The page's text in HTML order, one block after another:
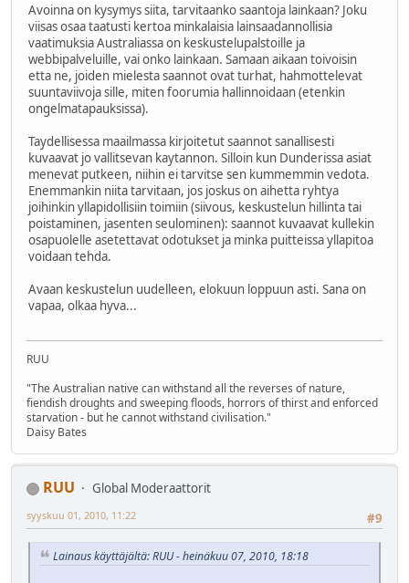
Avoinna on kysymys siita, tarvitaanko saantoja lainkaan? Joku
viisas osaa taatusti kertoa minkalaisia lainsaadannollisia
vaatimuksia Australiassa on keskustelupalstoille ja
webbipalveluille, vai onko lainkaan. Samaan aikaan toivoisin
etta ne, joiden mielesta saannot ovat turhat, hahmottelevat
suuntaviivoja sille, miten foorumia hallinnoidaan (etenkin
ongelmatapauksissa).
Taydellisessa maailmassa kirjoitetut saannot sanallisesti
kuvaavat jo vallitsevan kaytannon. Silloin kun Dunderissa asiat
menevat putkeen, niihin ei tarvitse sen kummemmin vedota.
Enemmankin niita tarvitaan, jos joskus on aihetta ryhtya
joihinkin yllapidollisiin toimiin (siivous, keskustelun hillinta tai
poistaminen, jasenten seulominen): saannot kuvaavat kullekin
osapuolelle asetettavat odotukset ja minka puitteissa yllapitoa
voidaan tehda.
Avaan keskustelun uudelleen, elokuun loppuun asti. Sana on
vapaa, olkaa hyva...
RUU
"The Australian native can withstand all the reverses of nature,
fiendish droughts and sweeping floods, horrors of thirst and enforced
starvation - but he cannot withstand civilisation."
Daisy Bates
RUU
Global Moderaattorit
#9
syyskuu 01, 2010, 11:22
Lainaus käyttäjältä: RUU - heinäkuu 07, 2010, 18:18